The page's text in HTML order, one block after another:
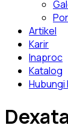
Artikel
Karir
Inaproc
Katalog
Hubungi